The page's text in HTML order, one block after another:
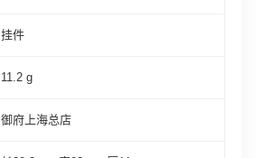
挂件
11.2 g
御府上海总店